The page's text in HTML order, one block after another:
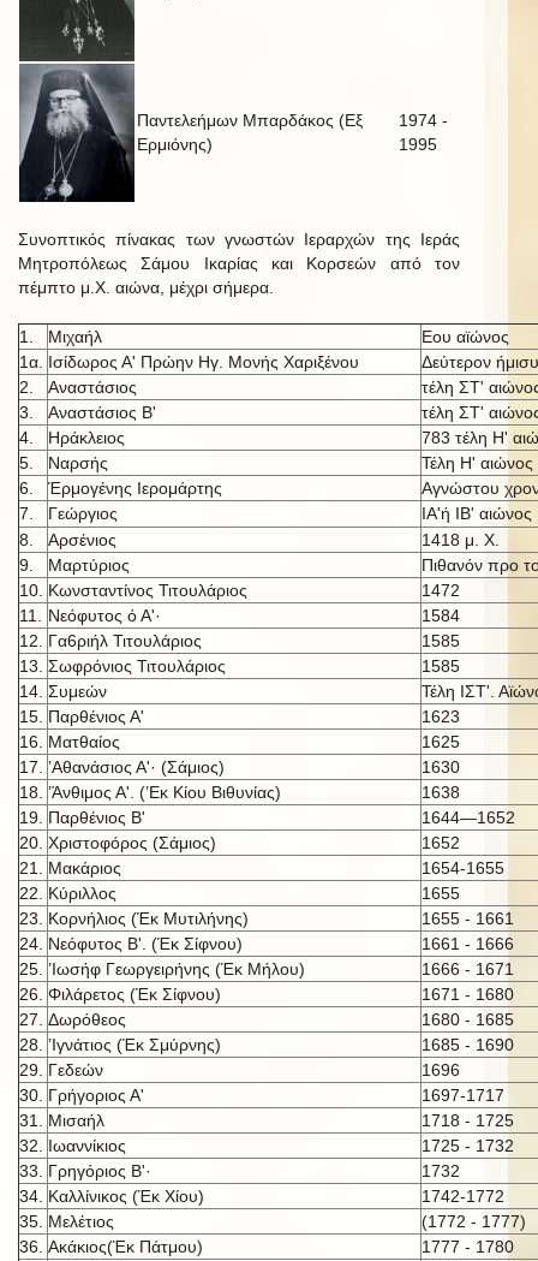
Παντελεήμων Μπαρδάκος (Εξ
Ερμιόνης)
1974 -
1995
Συνοπτικός πίνακας των γνωστών Ιεραρχών της Ιεράς
Μητροπόλεως Σάμου Ικαρίας και Κορσεών από τον
πέμπτο μ.Χ. αιώνα, μέχρι σήμερα.
1. Μιχαήλ
Εου αϊώνος
1α. Ισίδωρος Α' Πρώην Ηγ. Μονής Χαριξένου
Δεύτερον
2.
Αναστάσιος
τέλη ΣΤ'
3.
Αναστάσιος Β'
τέλη ΣΤ'
4.
Ηράκλειος
783 τέλη Η'
5.
Ναρσής
Τέλη Η' αιώνος
6.
Έρμογένης Ιερομάρτης
Αγνώστου
7.
Γεώργιος ΙΑ'ή IB' αιώνος
8.
Αρσένιος
1418 μ. X.
9.
Μαρτύριος
Πιθανόν προ
10. Κωνσταντίνος Τιτουλάριος
1472
11.
Νεόφυτος ό Α'·
1584
12.
Γα6ριήλ Τιτουλάριος
1585
13. Σωφρόνιος Τιτουλάριος
1585
14. Συμεών
Τέλη ΙΣΤ'.
15. Παρθένιος Α'
1623
16.
Ματθαίος
1625
17.
’Αθανάσιος Α'· (Σάμιος)
1630
18.
’Άνθιμος Α'. (’Εκ Κίου Βιθυνίας)
1638
19. Παρθένιος Β'
1644—1652
20. Χριστοφόρος (Σάμιος)
1652
21.
Μακάριος
1654-1655
22.
Κύριλλος
1655
23.
Κορνήλιος (Έκ Μυτιλήνης)
1655 - 1661
24. Νεόφυτος Β'. (Έκ Σίφνου)
1661 - 1666
25. ’Ιωσήφ Γεωργειρήνης (Έκ Μήλου)
1666 - 1671
26. Φιλάρετος (Έκ Σίφνου)
1671 - 1680
27. Δωρόθεος
1680 - 1685
28.
’Ιγνάτιος (Έκ Σμύρνης)
1685 - 1690
29. Γεδεών
1696
30. Γρήγοριος Α'
1697-1717
31.
Μισαήλ
1718 - 1725
32.
Ιωαννίκιος
1725 - 1732
33.
Γρηγόριος Β'·
1732
34. Καλλίνικος (Έκ Χίου)
1742-1772
35. Μελέτιος
(1772 - 1777)
36. Ακάκιος(Έκ Πάτμου)
1777 - 1780